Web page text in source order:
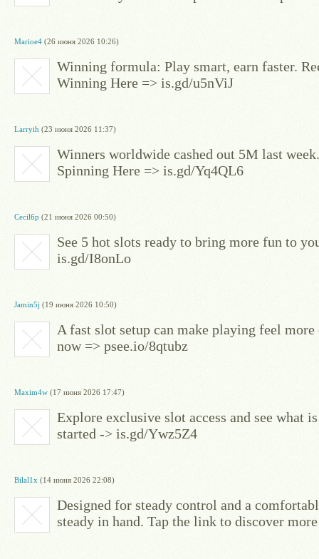
Marioe4 (26 июня 2026 10:26)
Winning formula: Play smart, earn faster.
Winning Here => is.gd/u5nViJ
Larryih (23 июня 2026 11:37)
Winners worldwide cashed out 5M last
Spinning Here => is.gd/Yq4QL6
Cecil6p (21 июня 2026 00:50)
See 5 hot slots ready to bring more fun to
is.gd/I8onLo
Jamin5j (19 июня 2026 10:50)
A fast slot setup can make playing feel
now => psee.io/8qtubz
Maxim4w (17 июня 2026 17:47)
Explore exclusive slot access and see what
started -> is.gd/Ywz5Z4
Bilal1x (14 июня 2026 22:08)
Designed for steady control and a
steady in hand. Tap the link to discover